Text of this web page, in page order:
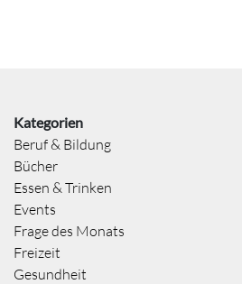
Kategorien
Beruf & Bildung
Bücher
Essen & Trinken
Events
Frage des Monats
Freizeit
Gesundheit